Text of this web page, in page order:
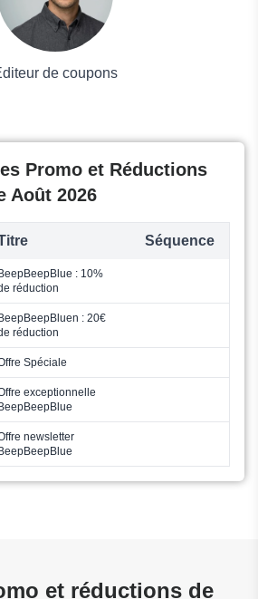
de coupons
Promo et Réductions
Août 2026
Séquence
BeepBeepBlue : 10%
réduction
BeepBeepBluen : 20€
réduction
Spéciale
exceptionnelle
BeepBeepBlue
newsletter
BeepBeepBlue
et réductions de